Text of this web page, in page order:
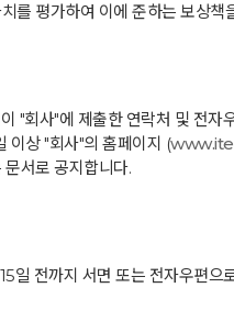
를 평가하여 이에 준하는 보상
"회사"에 제출한 연락처 및 전자
이상 "회사"의 홈페이지 (
서로 공지합니다.
일 전까지 서면 또는 전자우편